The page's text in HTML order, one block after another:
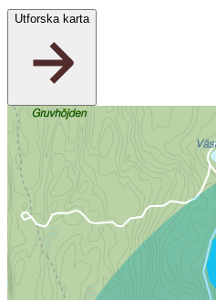
Utforska karta